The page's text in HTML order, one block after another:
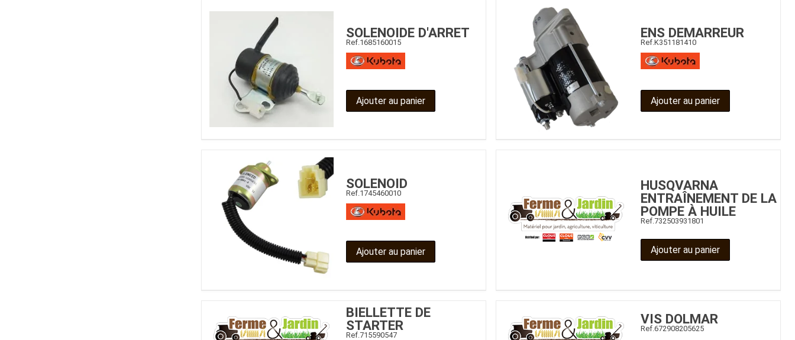
SOLENOIDE D'ARRET
Ref.1685160015
Ajouter au panier
ENS DEMARREUR
Ref.K351181410
Ajouter au panier
SOLENOID
Ref.1745460010
Ajouter au panier
HUSQVARNA
ENTRAÎNEMENT DE LA
POMPE À HUILE
Ref.732503931801
Ajouter au panier
BIELLETTE DE
STARTER
Ref. 715590547
VIS DOLMAR
Ref. 672908205625